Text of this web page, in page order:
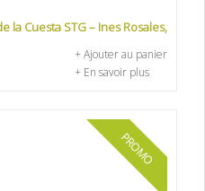
la Cuesta STG – Ines Rosales,
+ Ajouter au panier
+ En savoir plus
PROMO